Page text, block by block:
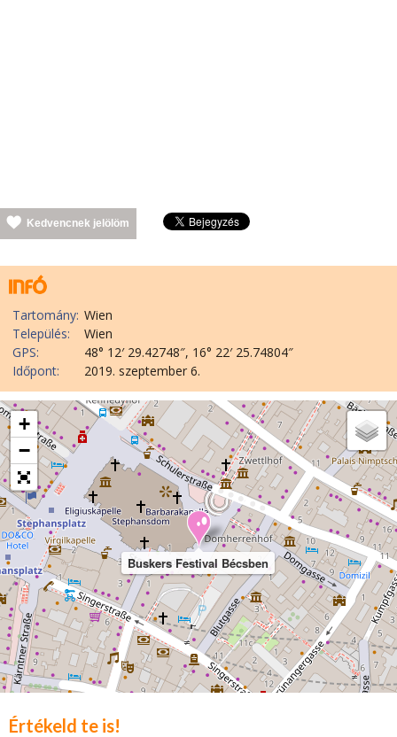
Kedvencnek jelölöm
Tartomány: Wien
Település:
Wien
GPS:
48° 12′ 29.42748″, 16° 22′ 25.74804″
Időpont:
2019. szeptember 6.
Buskers Festival Bécsben
+
−
Értékeld te is!